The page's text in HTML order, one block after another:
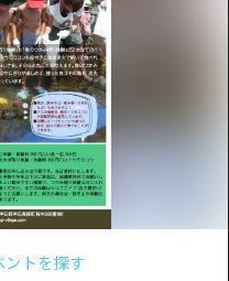
覧
公式ガイド
ベル
常
一覧
ントを探す